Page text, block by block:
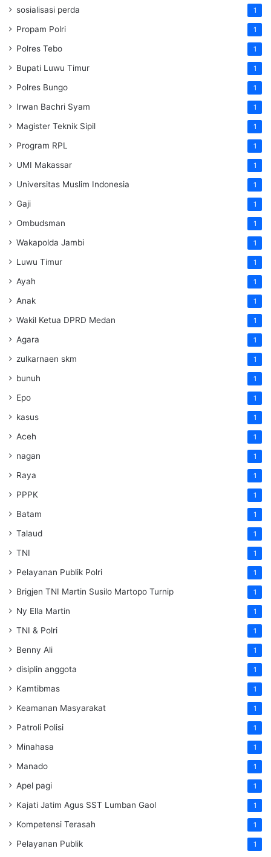
sosialisasi perda 1
Propam Polri 1
Polres Tebo 1
Bupati Luwu Timur 1
Polres Bungo 1
Irwan Bachri Syam 1
Magister Teknik Sipil 1
Program RPL 1
UMI Makassar 1
Universitas Muslim Indonesia 1
Gaji 1
Ombudsman 1
Wakapolda Jambi 1
Luwu Timur 1
Ayah 1
Anak 1
Wakil Ketua DPRD Medan 1
Agara 1
zulkarnaen skm 1
bunuh 1
Epo 1
kasus 1
Aceh 1
nagan 1
Raya 1
PPPK 1
Batam 1
Talaud 1
TNI 1
Pelayanan Publik Polri 1
Brigjen TNI Martin Susilo Martopo Turnip 1
Ny Ella Martin 1
TNI & Polri 1
Benny Ali 1
disiplin anggota 1
Kamtibmas 1
Keamanan Masyarakat 1
Patroli Polisi 1
Minahasa 1
Manado 1
Apel pagi 1
Kajati Jatim Agus SST Lumban Gaol 1
Kompetensi Terasah 1
Pelayanan Publik 1